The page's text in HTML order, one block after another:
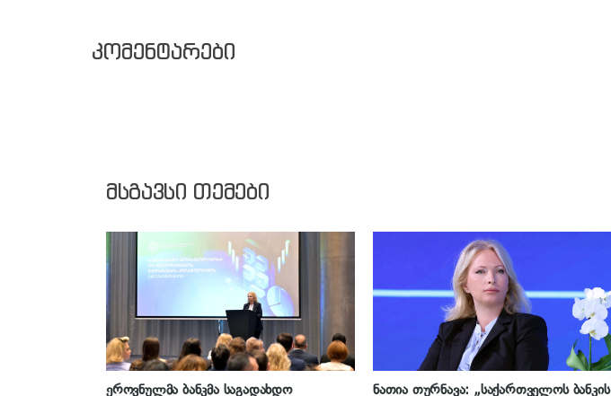
კომენტარები
მსგავსი თემები
ეროვნულმა ბანკმა საგადახდო
ნათია თურნავა: „საქართველოს ბანკის